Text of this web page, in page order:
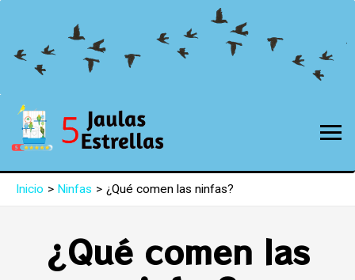
Inicio Ninfas ¿Qué comen las ninfas?
¿Qué comen las